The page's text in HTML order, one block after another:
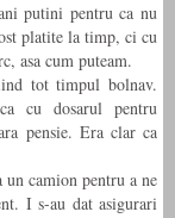
putini pentru ca nu
platite la timp, ci cu
asa cum puteam.
tot timpul bolnav.
cu dosarul pentru
pensie. Era clar ca
camion pentru a ne
I s-au dat asigurari